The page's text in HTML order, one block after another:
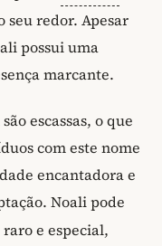
seu redor. Apesar
possui uma
marcante.
escassas, o que
com este nome
encantadora e
Noali pode
e especial,